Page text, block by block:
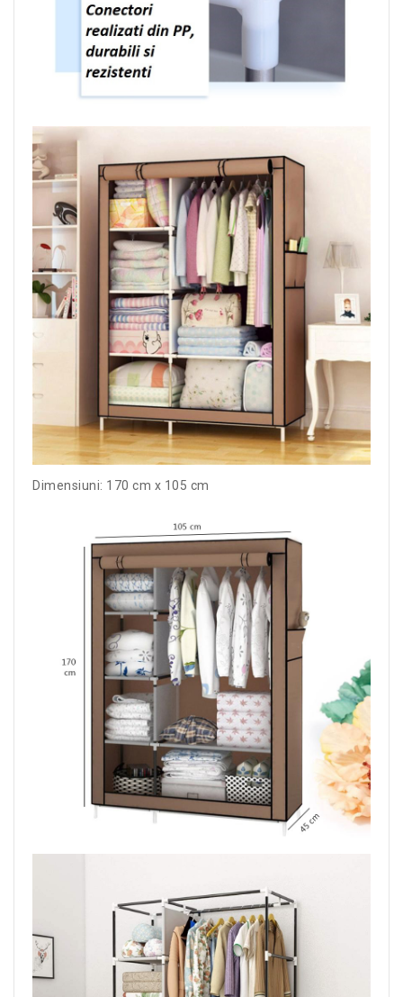
Dimensiuni: 170 cm x 105 cm